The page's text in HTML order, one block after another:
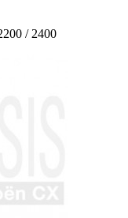
/ 2400